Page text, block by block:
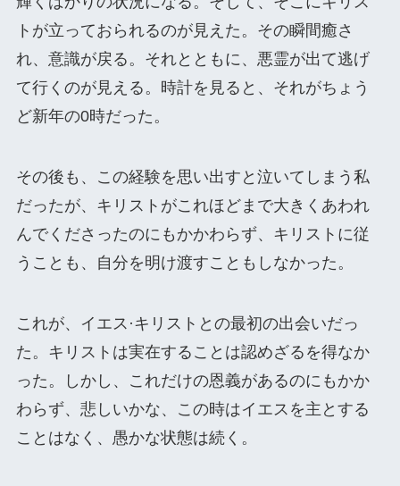
トが立っておられるのが見えた。その瞬間癒さ
れ、意識が戻る。それとともに、悪霊が出て逃げ
て行くのが見える。時計を見ると、それがちょう
ど新年の0時だった。
その後も、この経験を思い出すと泣いてしまう私
だったが、キリストがこれほどまで大きくあわれ
んでくださったのにもかかわらず、キリストに従
うことも、自分を明け渡すこともしなかった。
これが、イエス·キリストとの最初の出会いだっ
た。キリストは実在することは認めざるを得なか
った。しかし、これだけの恩義があるのにもかか
わらず、悲しいかな、この時はイエスを主とする
ことはなく、愚かな状態は続く。